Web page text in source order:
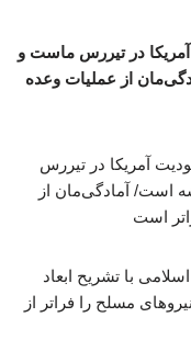
در تیررس ماست و
از عملیات وعده
با تشریح ابعاد
رزمی نیروهای مسلح را فراتر از